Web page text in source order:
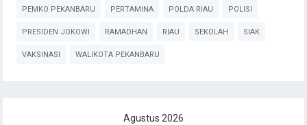
PEMKO PEKANBARU PERTAMINA POLDA RIAU POLISI
PRESIDEN JOKOWI RAMADHAN RIAU SEKOLAH SIAK
VAKSINASI WALIKOTA PEKANBARU
Agustus 2026